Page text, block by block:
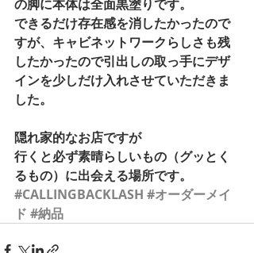
の脚に本体は全面黒塗りです。
できるだけ存在感を消したかったので
すが、キャビネットワークらしさも残
したかったので引出しの取っ手にデザ
インを少しだけ入れさせていただきま
した。
隠れ家的なお店ですが
行くと必ず素晴らしいもの（グッとく
るもの）に出会える場所です。
#CALLINGBACKLASH #オーダーメイ
ド #納品